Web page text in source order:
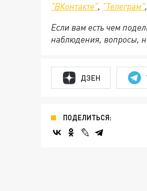
"ВКонтакте", "Телеграм",
Если вам есть чем
наблюдения, вопросы,
ДЗЕН
ПОДЕЛИТЬСЯ: